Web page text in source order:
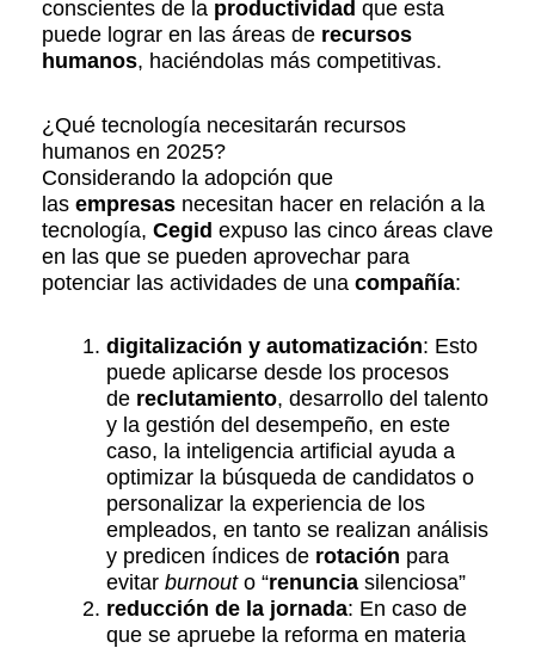
conscientes de la productividad que esta
puede lograr en las áreas de recursos
humanos, haciéndolas más competitivas.
¿Qué tecnología necesitarán recursos
humanos en 2025?
Considerando la adopción que
las empresas necesitan hacer en relación a la
tecnología, Cegid expuso las cinco áreas clave
en las que se pueden aprovechar para
potenciar las actividades de una compañía:
digitalización y automatización: Esto
puede aplicarse desde los procesos
de reclutamiento, desarrollo del talento
y la gestión del desempeño, en este
caso, la inteligencia artificial ayuda a
optimizar la búsqueda de candidatos o
personalizar la experiencia de los
empleados, en tanto se realizan análisis
y predicen índices de rotación para
evitar burnouto “renuncia silenciosa”
reducción de la jornada: En caso de
que se apruebe la reforma en materia